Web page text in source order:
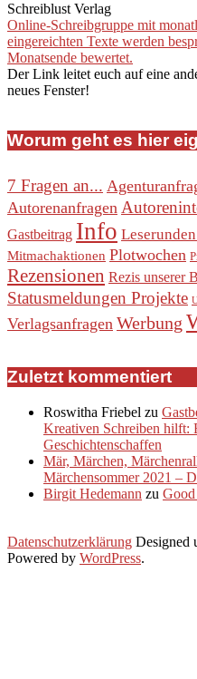
Schreiblust Verlag
Online-Schreibgruppe mit
eingereichten Texte werden
Monatsende bewertet.
Der Link leitet euch auf eine
neues Fenster!
Worum geht es hier
7 Fragen an...
Autorenanfragen
Gastbeitrag Info
Mitmachaktionen Plotwochen
Rezensionen Rezis unserer
Statusmeldungen Projekte
Verlagsanfragen Werbung
Zuletzt kommentiert
Roswitha Friebel zu
Kreativen Schreiben hilft:
Geschichtenschaffen
Mär, Märchen,
Märchensommer 2021 –
Birgit Hedemann zu
Datenschutzerklärung Designed
Powered by WordPress.